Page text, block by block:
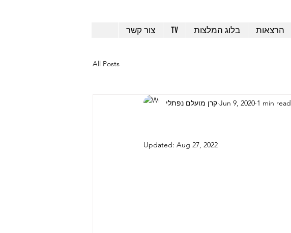
צור קשר TV בלוג המלצות הרצאות
All Posts
קרן מועלם נפתלי Jun 9, 2020 1 min read
Updated: Aug 27, 2022